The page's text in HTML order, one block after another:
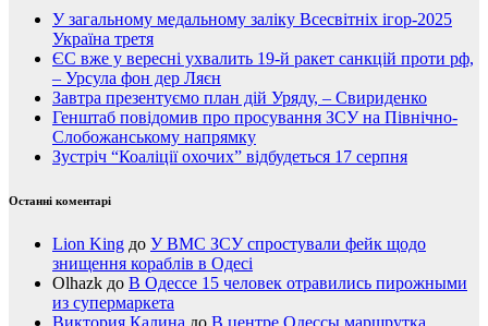
У загальному медальному заліку Всесвітніх ігор-2025
Україна третя
ЄС вже у вересні ухвалить 19-й ракет санкцій проти рф,
– Урсула фон дер Ляєн
Завтра презентуємо план дій Уряду, – Свириденко
Генштаб повідомив про просування ЗСУ на Північно-
Слобожанському напрямку
Зустріч “Коаліції охочих” відбудеться 17 серпня
Останні коментарі
Lion King до У ВМС ЗСУ спростували фейк щодо
знищення кораблів в Одесі
Olhazk до В Одессе 15 человек отравились пирожными
из супермаркета
Виктория Калина до В центре Одессы маршрутка